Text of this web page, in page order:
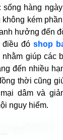
sống hàng
kém
hưởng đến
điều đóshop
giúp các
đến nhiều
thời cũng
dâm và
nguy hiểm.